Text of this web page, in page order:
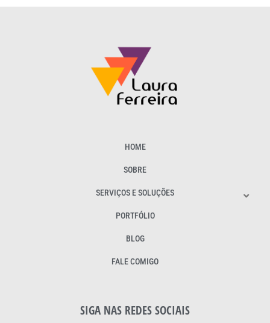
HOME
SOBRE
SERVIÇOS E SOLUÇÕES
PORTFÓLIO
BLOG
FALE COMIGO
SIGA NAS REDES SOCIAIS